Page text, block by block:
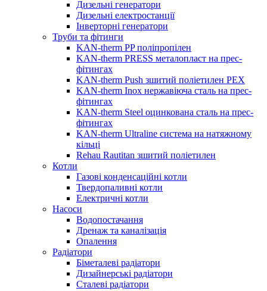
Дизельні генератори
Дизельні електростанції
Інверторні генератори
Труби та фітинги
KAN-therm PP поліпропілен
KAN-therm PRESS металопласт на прес-
фітингах
KAN-therm Push зшитий поліетилен PEX
KAN-therm Inox нержавіюча сталь на прес-
фітингах
KAN-therm Steel оцинкована сталь на прес-
фітингах
KAN-therm Ultraline система на натяжному
кільці
Rehau Rautitan зшитий поліетилен
Котли
Газові конденсаційні котли
Твердопаливні котли
Електричні котли
Насоси
Водопостачання
Дренаж та каналізація
Опалення
Радіатори
Біметалеві радіатори
Дизайнерські радіатори
Сталеві радіатори